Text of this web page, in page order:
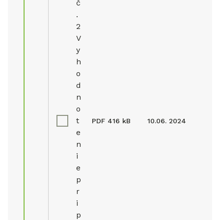
č
.
2
V
y
h
o
d
n
o
t
e
n
i
e
p
r
i
p
PDF 416 kB 10.06. 2024